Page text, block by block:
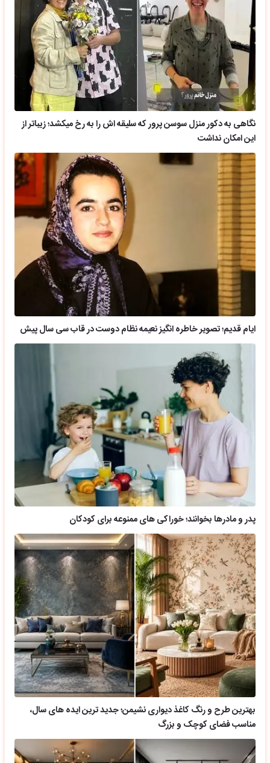
نگاهی به دکور منزل سوسن پرور که سلیقه اش را به رخ میکشد؛ زیباتر از
این امکان نداشت
ایام قدیم؛ تصویر خاطره انگیز نعیمه نظام دوست در قاب سی سال پیش
پدر و مادرها بخوانند؛ خوراکی های ممنوعه برای کودکان
بهترین طرح و رنگ کاغذ دیواری نشیمن؛ جدید ترین ایده های سال،
مناسب فضای کوچک و بزرگ